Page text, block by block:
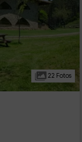
22 Fotos